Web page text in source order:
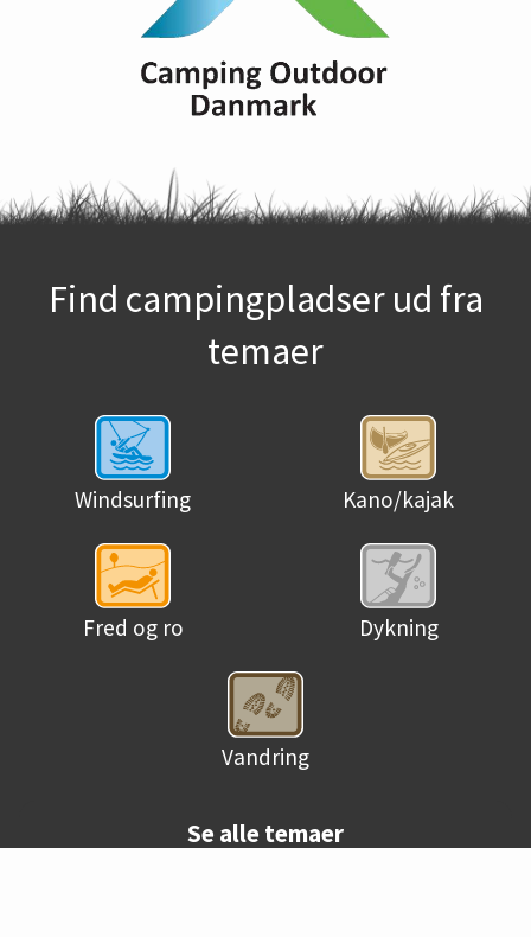
Find campingpladser ud fra
temaer
Windsurfing Kano/kajak
Fred og ro Dykning
Vandring
Se alle temaer